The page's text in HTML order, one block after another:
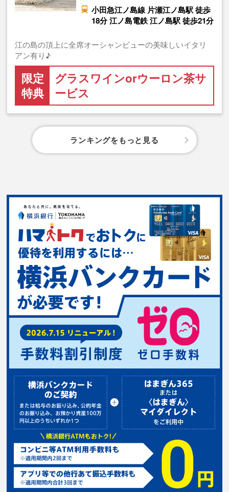
小田急江ノ島線 片瀬江ノ島駅 徒歩
18分 江ノ島電鉄 江ノ島駅 徒歩21分
江の島の頂上に全席オーシャンビューの美味しいイタリ
アン有り♪
限定
特典
グラスワインorウーロン茶サ
ービス
ランキングをもっと見る